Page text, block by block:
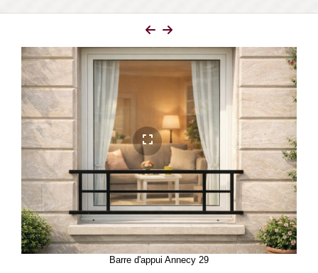
Barre d'appui Annecy 29
lightbox